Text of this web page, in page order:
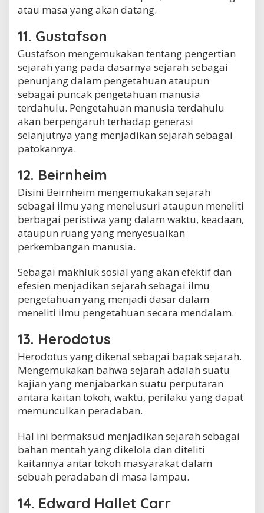
atau masa yang akan datang.
11. Gustafson
Gustafson mengemukakan tentang pengertian
sejarah yang pada dasarnya sejarah sebagai
penunjang dalam pengetahuan ataupun
sebagai puncak pengetahuan manusia
terdahulu. Pengetahuan manusia terdahulu
akan berpengaruh terhadap generasi
selanjutnya yang menjadikan sejarah sebagai
patokannya.
12. Beirnheim
Disini Beirnheim mengemukakan sejarah
sebagai ilmu yang menelusuri ataupun meneliti
berbagai peristiwa yang dalam waktu, keadaan,
ataupun ruang yang menyesuaikan
perkembangan manusia.
Sebagai makhluk sosial yang akan efektif dan
efesien menjadikan sejarah sebagai ilmu
pengetahuan yang menjadi dasar dalam
meneliti ilmu pengetahuan secara mendalam.
13. Herodotus
Herodotus yang dikenal sebagai bapak sejarah.
Mengemukakan bahwa sejarah adalah suatu
kajian yang menjabarkan suatu perputaran
antara kaitan tokoh, waktu, perilaku yang dapat
memunculkan peradaban.
Hal ini bermaksud menjadikan sejarah sebagai
bahan mentah yang dikelola dan diteliti
kaitannya antar tokoh masyarakat dalam
sebuah peradaban di masa lampau.
14. Edward Hallet Carr